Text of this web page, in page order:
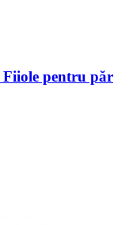
Fiiole pentru păr